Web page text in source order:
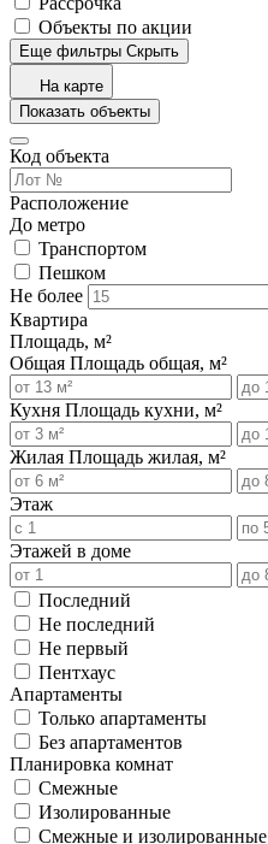
Объекты по акции
Еще фильтры Скрыть
На карте
Показать объекты
Код объекта
Расположение
До метро
Транспортом
Пешком
Не более
Квартира
Площадь, м²
Общая Площадь общая, м²
Кухня Площадь кухни, м²
Жилая Площадь жилая, м²
Этаж
Этажей в доме
Последний
Не последний
Не первый
Пентхаус
Апартаменты
Только апартаменты
Без апартаментов
Планировка комнат
Смежные
Изолированные
Смежные и изолированные